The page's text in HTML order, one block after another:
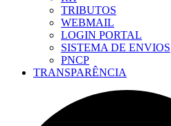
TRIBUTOS
WEBMAIL
LOGIN PORTAL
SISTEMA DE ENVIOS
PNCP
TRANSPARÊNCIA